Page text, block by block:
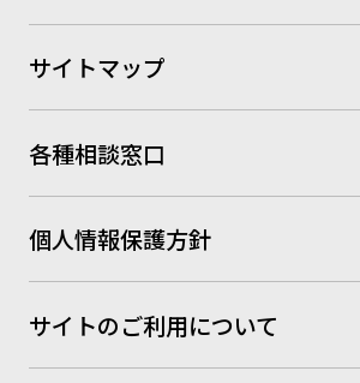
サイトマップ
各種相談窓口
個人情報保護方針
サイトのご利用について